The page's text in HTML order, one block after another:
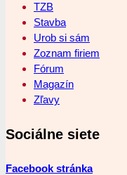
TZB
Stavba
Urob si sám
Zoznam firiem
Fórum
Magazín
Zľavy
Sociálne siete
Facebook stránka